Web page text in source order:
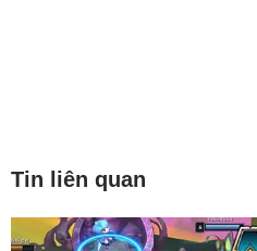
Tin liên quan